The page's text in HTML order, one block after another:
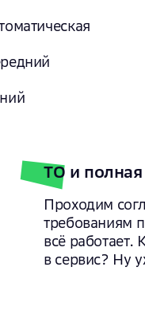
ТО и полная
Проходим
требованиям
всё работает.
в сервис? Ну